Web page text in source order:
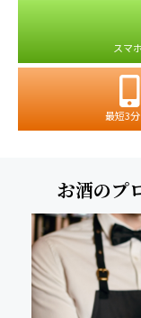
スマ
最短3
お酒のプ